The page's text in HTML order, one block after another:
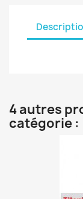
4 autres
catégorie :